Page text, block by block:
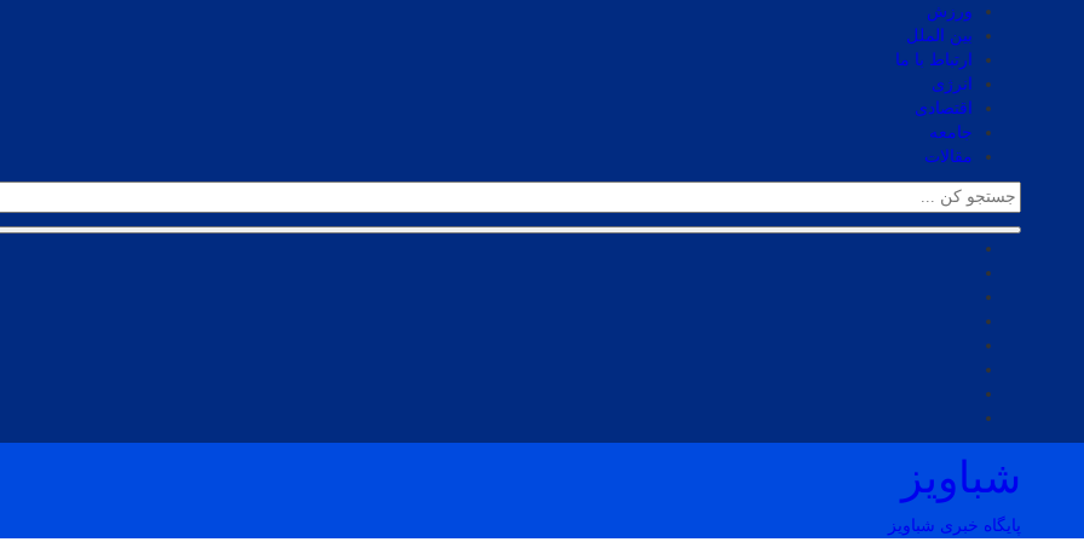
ورزش
بین الملل
ارتباط با ما
انرژی
اقتصادی
جامعه
مقالات
شباویز
پایگاه خبری شباویز